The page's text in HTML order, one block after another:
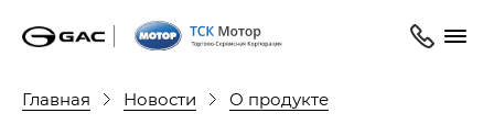
Главная Новости О продукте